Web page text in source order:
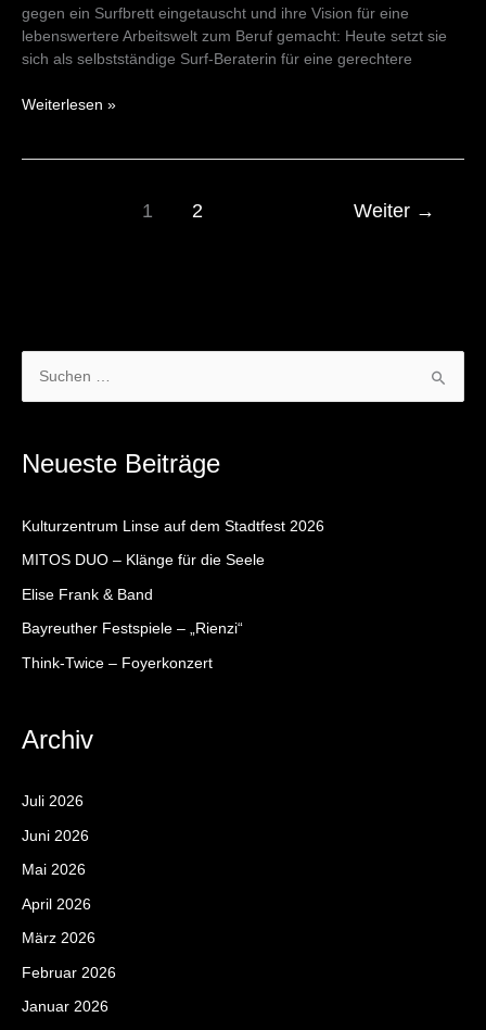
gegen ein Surfbrett eingetauscht und ihre Vision für eine
lebenswertere Arbeitswelt zum Beruf gemacht: Heute setzt sie
sich als selbstständige Surf-Beraterin für eine gerechtere
21/09/24
Weiterlesen »
1 2 Weiter →
h
n
n
a
c
h
Neueste Beiträge
Kulturzentrum Linse auf dem Stadtfest 2026
MITOS DUO – Klänge für die Seele
Elise Frank & Band
Bayreuther Festspiele – „Rienzi“
Think-Twice – Foyerkonzert
Archiv
Juli 2026
Juni 2026
Mai 2026
April 2026
März 2026
Februar 2026
Januar 2026